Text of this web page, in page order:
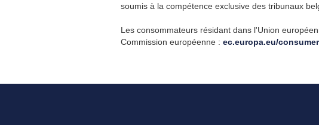
soumis à la compétence exclusive des tribunaux
Les consommateurs résidant dans l'Union
Commission européenne : ec.europa.eu/